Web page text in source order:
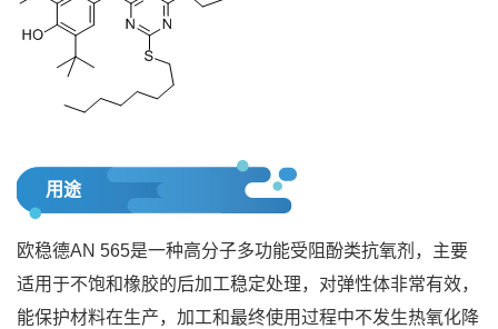
用途
欧稳德AN 565是一种高分子多功能受阻酚类抗氧剂，主要
适用于不饱和橡胶的后加工稳定处理，对弹性体非常有效，
能保护材料在生产，加工和最终使用过程中不发生热氧化降